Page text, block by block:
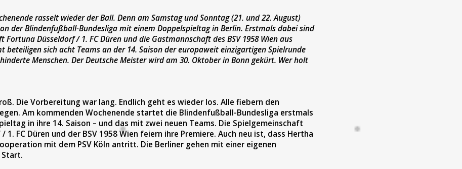
rasselt wieder der Ball. Denn am Samstag und Sonntag (21. und 22. August)
der Blindenfußball-Bundesliga mit einem Doppelspieltag in Berlin. Erstmals dabei sind
Fortuna Düsseldorf / 1. FC Düren und die Gastmannschaft des BSV 1958 Wien aus
beteiligen sich acht Teams an der 14. Saison der europaweit einzigartigen Spielrunde
Menschen. Der Deutsche Meister wird am 30. Oktober in Bonn gekürt. Wer holt
Die Vorbereitung war lang. Endlich geht es wieder los. Alle fiebern den
Am kommenden Wochenende startet die Blindenfußball-Bundesliga erstmals
in ihre 14. Saison – und das mit zwei neuen Teams. Die Spielgemeinschaft
1. FC Düren und der BSV 1958 Wien feiern ihre Premiere. Auch neu ist, dass Hertha
mit dem PSV Köln antritt. Die Berliner gehen mit einer eigenen
Start.